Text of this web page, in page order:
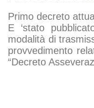
Primo decreto
E ‘stato
modalità di
provvedimento
“Decreto